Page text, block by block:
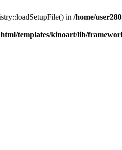
in /home/
templates/kinoart/lib/